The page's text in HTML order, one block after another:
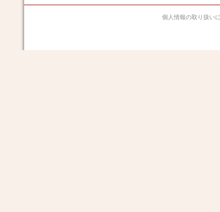
個人情報の取り扱い